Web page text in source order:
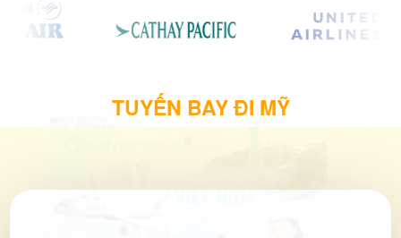
TUYẾN BAY ĐI MỸ